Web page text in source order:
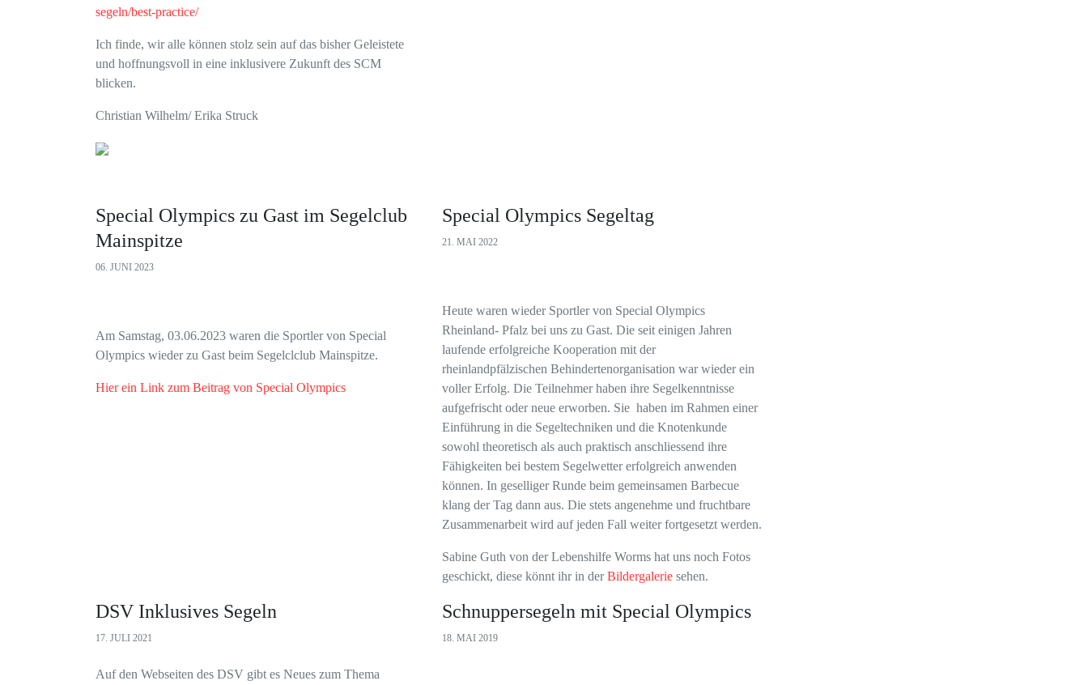
segeln/best-practice/
Ich finde, wir alle können stolz sein auf das bisher Geleistete
und hoffnungsvoll in eine inklusivere Zukunft des SCM
blicken.
Christian Wilhelm/ Erika Struck
Special Olympics zu Gast im Segelclub
Mainspitze
06. JUNI 2023
Am Samstag, 03.06.2023 waren die Sportler von Special
Olympics wieder zu Gast beim Segelclclub Mainspitze.
Hier ein Link zum Beitrag von Special Olympics
Special Olympics Segeltag
21. MAI 2022
Heute waren wieder Sportler von Special Olympics
Rheinland- Pfalz bei uns zu Gast. Die seit einigen Jahren
laufende erfolgreiche Kooperation mit der
rheinlandpfälzischen Behindertenorganisation war wieder ein
voller Erfolg. Die Teilnehmer haben ihre Segelkenntnisse
aufgefrischt oder neue erworben. Sie haben im Rahmen einer
Einführung in die Segeltechniken und die Knotenkunde
sowohl theoretisch als auch praktisch anschliessend ihre
Fähigkeiten bei bestem Segelwetter erfolgreich anwenden
können. In geselliger Runde beim gemeinsamen Barbecue
klang der Tag dann aus. Die stets angenehme und fruchtbare
Zusammenarbeit wird auf jeden Fall weiter fortgesetzt werden.
Sabine Guth von der Lebenshilfe Worms hat uns noch Fotos
geschickt, diese könnt ihr in derBildergalerie sehen.
DSV Inklusives Segeln
17. JULI 2021
Auf den Webseiten des DSV gibt es Neues zum Thema
Schnuppersegeln mit Special Olympics
18. MAI 2019